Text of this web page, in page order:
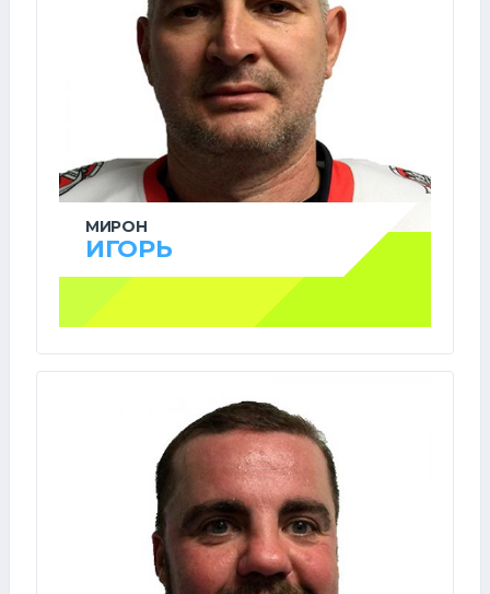
МИРОН
ИГОРЬ